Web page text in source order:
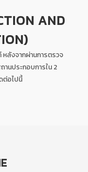
AND
ลังจากผ่านการตรวจ
นประกอบการใน 2
ต่อไปนี้